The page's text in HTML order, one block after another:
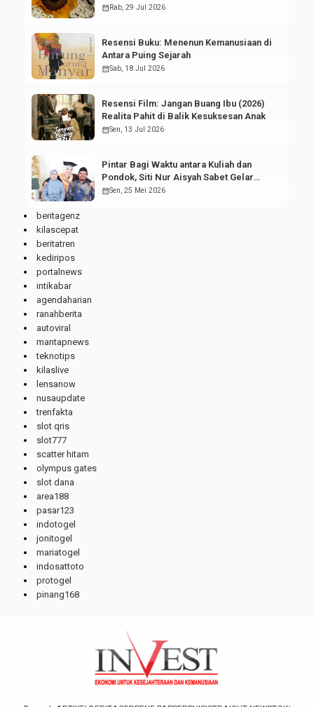
calendar_monthRab, 29 Jul 2026
Resensi Buku: Menenun Kemanusiaan di
Antara Puing Sejarah
calendar_monthSab, 18 Jul 2026
Resensi Film: Jangan Buang Ibu (2026)
Realita Pahit di Balik Kesuksesan Anak
calendar_monthSen, 13 Jul 2026
Pintar Bagi Waktu antara Kuliah dan
Pondok, Siti Nur Aisyah Sabet Gelar
Wisudawan Terbaik
calendar_monthSen, 25 Mei 2026
beritagenz
kilascepat
beritatren
kediripos
portalnews
intikabar
agendaharian
ranahberita
autoviral
mantapnews
teknotips
kilaslive
lensanow
nusaupdate
trenfakta
slot qris
slot777
scatter hitam
olympus gates
slot dana
area188
pasar123
indotogel
jonitogel
mariatogel
indosattoto
protogel
pinang168